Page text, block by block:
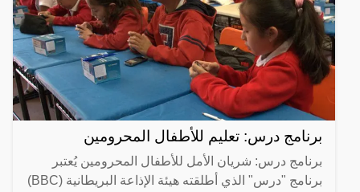
برنامج درس: تعليم للأطفال المحرومين
برنامج درس: شريان الأمل للأطفال المحرومين يُعتبر
برنامج "درس" الذي أطلقته هيئة الإذاعة البريطانية (BBC)